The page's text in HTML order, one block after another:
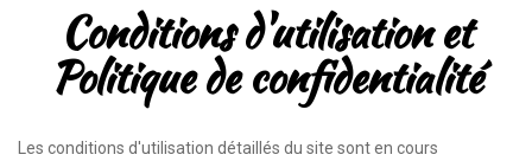
Conditions d'utilisation et
Politique de confidentialité
Les conditions d'utilisation détaillés du site sont en cours